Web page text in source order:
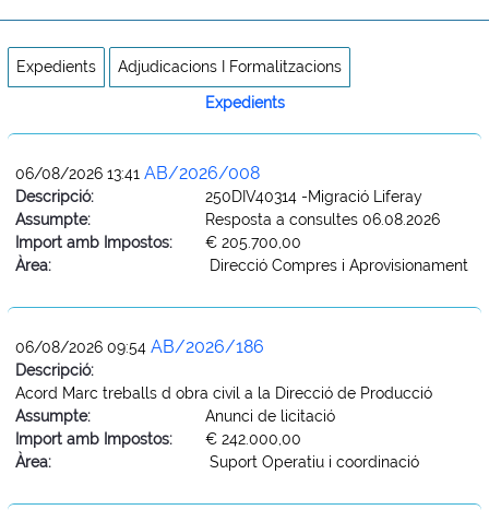
Expedients Adjudicacions I Formalitzacions
Expedients
06/08/2026 13:41 AB/2026/008
Descripció:
250DIV40314 -Migració Liferay
Assumpte:
Resposta a consultes 06.08.2026
Import amb Impostos:
€ 205.700,00
Àrea:
Direcció Compres i Aprovisionament
06/08/2026 09:54 AB/2026/186
Descripció:
Acord Marc treballs d obra civil a la Direcció de Producció
Assumpte:
Anunci de licitació
Import amb Impostos:
€ 242.000,00
Àrea:
Suport Operatiu i coordinació